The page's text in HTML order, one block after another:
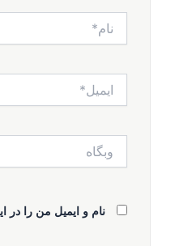
نام و ایمیل من را در